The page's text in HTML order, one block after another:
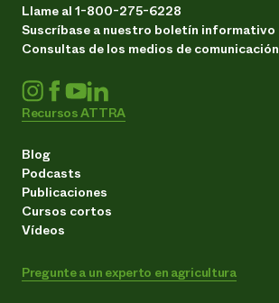
Llame al 1-800-275-6228
Suscríbase a nuestro boletín informativo
Consultas de los medios de comunicación
Recursos ATTRA
Blog
Podcasts
Publicaciones
Cursos cortos
Vídeos
Pregunte a un experto en agricultura